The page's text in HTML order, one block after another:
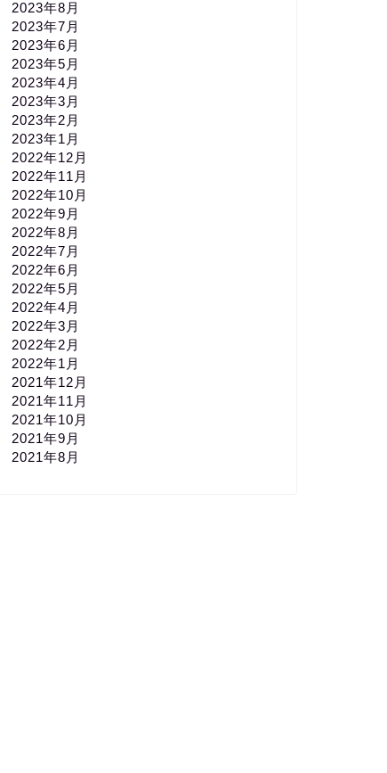
2023年8月
2023年7月
2023年6月
2023年5月
2023年4月
2023年3月
2023年2月
2023年1月
2022年12月
2022年11月
2022年10月
2022年9月
2022年8月
2022年7月
2022年6月
2022年5月
2022年4月
2022年3月
2022年2月
2022年1月
2021年12月
2021年11月
2021年10月
2021年9月
2021年8月